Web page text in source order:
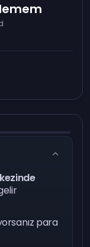
para